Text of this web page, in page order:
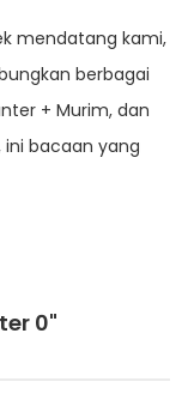
mendatang kami,
berbagai
+ Murim, dan
ini bacaan yang
0"